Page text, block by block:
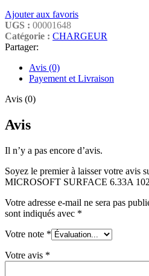
Ajouter aux favoris
UGS : 00001648
Catégorie : CHARGEUR
Partager:
Avis (0)
Payement et Livraison
Avis (0)
Avis
Il n’y a pas encore d’avis.
Soyez le premier à laisser votre avis
MICROSOFT SURFACE 6.33A
Votre adresse e-mail ne sera pas
sont indiqués avec *
Votre note *
Votre avis *